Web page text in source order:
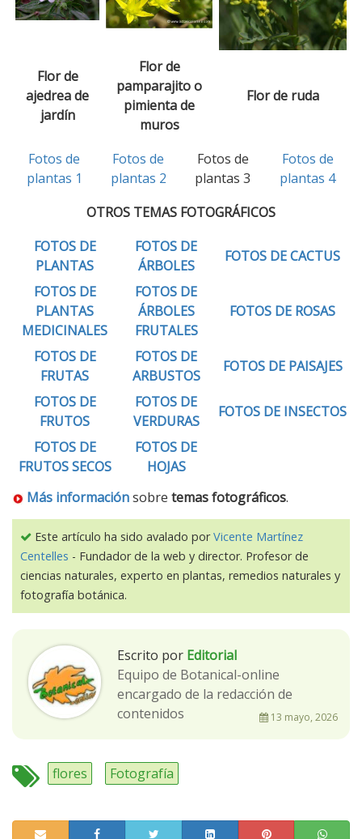
Flor de
ajedrea de
jardín
Flor de
pamparajito o
pimienta de
muros
Flor de ruda
Fotos de
plantas 1
Fotos de
plantas 2
Fotos de
plantas 3
Fotos de
plantas 4
OTROS TEMAS FOTOGRÁFICOS
FOTOS DE
PLANTAS
FOTOS DE
ÁRBOLES
FOTOS DE CACTUS
FOTOS DE
PLANTAS
MEDICINALES
FOTOS DE
ÁRBOLES
FRUTALES
FOTOS DE ROSAS
FOTOS DE
FRUTAS
FOTOS DE
ARBUSTOS
FOTOS DE PAISAJES
FOTOS DE
FRUTOS
FOTOS DE
VERDURAS
FOTOS DE INSECTOS
FOTOS DE
FRUTOS SECOS
FOTOS DE
HOJAS
Más informaciónsobre temas fotográficos.
Este artículo ha sido avalado porVicente Martínez
Centelles - Fundador de la web y director. Profesor de
ciencias naturales, experto en plantas, remedios naturales y
fotografía botánica.
Escrito por Editorial
Equipo de Botanical-online
encargado de la redacción de
contenidos
13 mayo, 2026
flores Fotografía